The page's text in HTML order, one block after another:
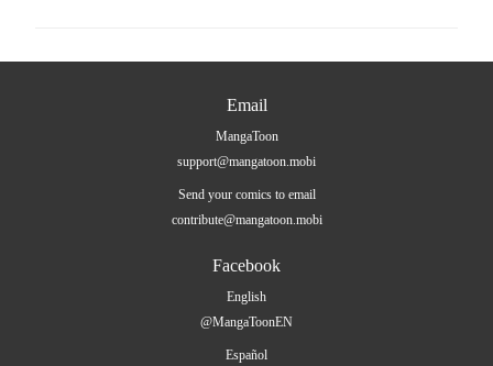
Email
MangaToon
support@mangatoon.mobi
Send your comics to email
contribute@mangatoon.mobi
Facebook
English
@MangaToonEN
Español